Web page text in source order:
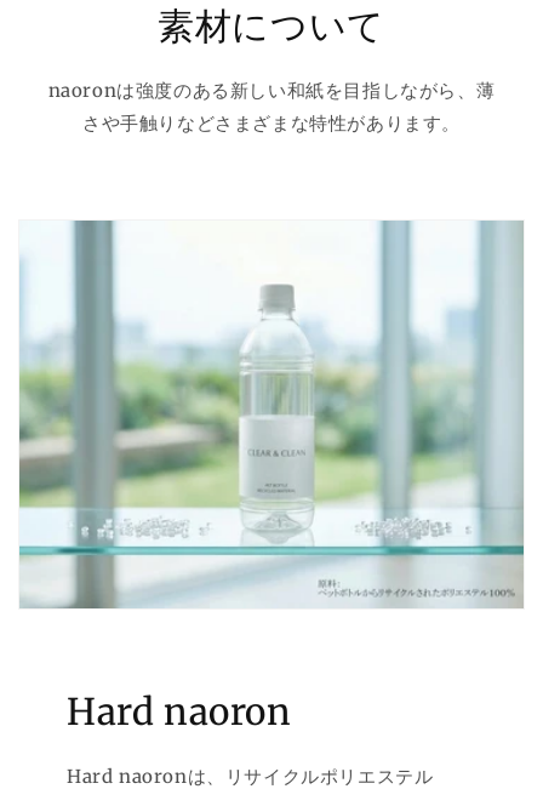
素材について
naoronは強度のある新しい和紙を目指しながら、薄
さや手触りなどさまざまな特性があります。
Hard naoron
Hard naoronは、リサイクルポリエステル